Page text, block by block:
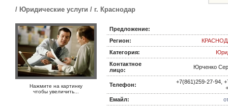
/ Юридические услуги / г. Краснодар
Нажмите на картинку
чтобы увеличить...
Предложение:
Регион:
Категория:
Контактное
лицо:
Юрченко
Телефон:
+7(861)259-27-94,
Емайл: